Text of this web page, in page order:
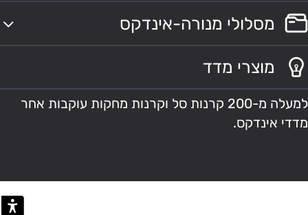
מסלולי מנורה-אינדקס
מוצרי מדד
למעלה מ-200 קרנות סל וקרנות מחקות עוקבות אחר
מדדי אינדקס.